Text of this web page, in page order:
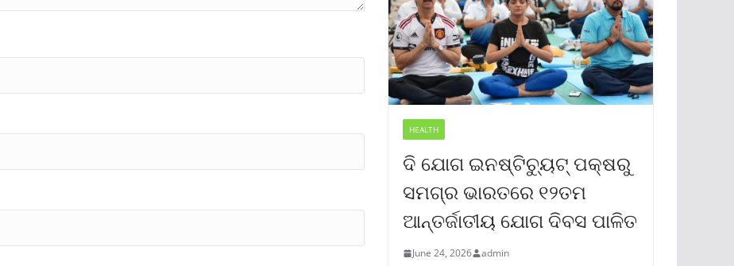
HEALTH
ଦି ଯୋଗ ଇନଷ୍ଟିଚ୍ୟୁଟ୍ ପକ୍ଷରୁ
ସମଗ୍ର ଭାରତରେ ୧୨ତମ
ଆନ୍ତର୍ଜାତୀୟ ଯୋଗ ଦିବସ ପାଳିତ
June 24, 2026 admin